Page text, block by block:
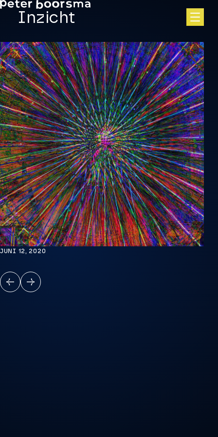
Skip to main content
Inzicht
JUNI 12, 2020
VORIGEVOLGENDE